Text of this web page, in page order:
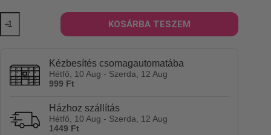
Madame
la
Présidente
Nutri-
Actif
(Résolution
hajmaszk,
240g
KOSÁRBA TESZEM
Kézbesítés csomagautomatába
Hétfő, 10 Aug - Szerda, 12 Aug
999 Ft
Házhoz szállítás
Hétfő, 10 Aug - Szerda, 12 Aug
1449 Ft